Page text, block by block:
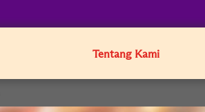
Tentang Kami